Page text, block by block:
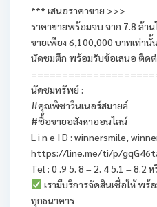
*** เสนอราคาขาย >>>
ราคาขายพร้อมจบ จาก 7.8 ล้าน
ขายเพียง 6,100,000 บาทเท่านั้
นัดชมตึก พร้อมรับข้อเสนอ ติด
นัดชมทรัพย์ :
#คุณพิชาวินเนอร์สมายล์
#ซื้อขายอสังหาออนไลน์
L i n e I D : winnersmile,
https://line.me/ti/p/
Tel : 0 .9 5. 8 – 2. 4 5.1 – 8.2
เรามีบริการจัดสินเชื่อให้ พร้
ทุกธนาคาร